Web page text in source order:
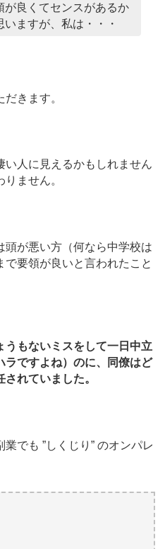
が良くてセンスがあるか
いますが、私は・・・
きます。
い人に見えるかもしれません
ません。
頭が悪い方（何なら中学校は
要領が良いと言われたこと
うもないミスをして一日中立
ラですよね）のに、同僚はど
れていました。
でも ”しくじり” のオンパレ